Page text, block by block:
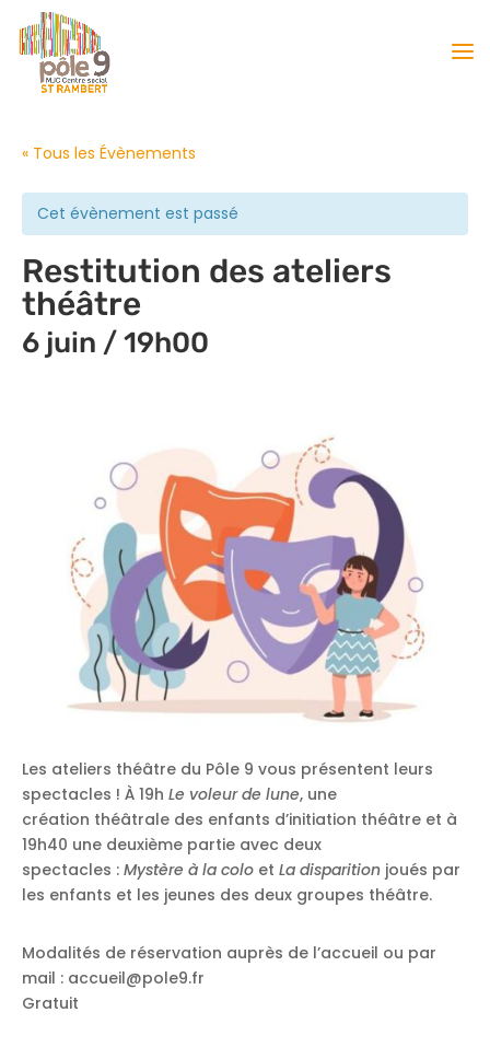
« Tous les Évènements
Cet évènement est passé
Restitution des ateliers
théâtre
6 juin / 19h00
Les ateliers théâtre du Pôle 9 vous présentent leurs
spectacles ! À 19h Le voleur de lune, une
création théâtrale des enfants d’initiation théâtre et à
19h40 une deuxième partie avec deux
spectacles : Mystère à la colo et La disparition joués par
les enfants et les jeunes des deux groupes théâtre.
Modalités de réservation auprès de l’accueil ou par
mail : accueil@pole9.fr
Gratuit